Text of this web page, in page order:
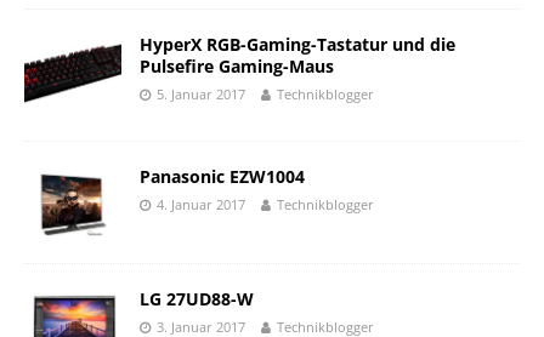
HyperX RGB-Gaming-Tastatur und die
Pulsefire Gaming-Maus
5. Januar 2017 Technikblogger
Panasonic EZW1004
4. Januar 2017 Technikblogger
LG 27UD88-W
3. Januar 2017 Technikblogger